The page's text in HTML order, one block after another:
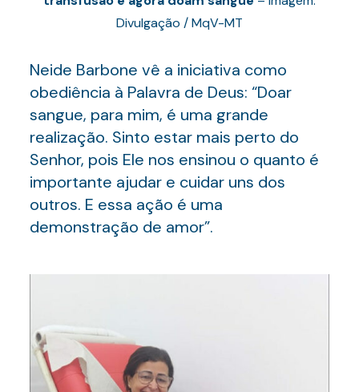
Divulgação / MqV-MT
Neide Barbone vê a iniciativa como
obediência à Palavra de Deus: “Doar
sangue, para mim, é uma grande
realização. Sinto estar mais perto do
Senhor, pois Ele nos ensinou o quanto é
importante ajudar e cuidar uns dos
outros. E essa ação é uma
demonstração de amor”.